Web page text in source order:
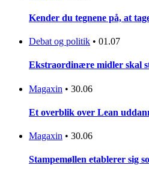
Kender du tegnene på, at
Debat og politik • 01.07
Ekstraordinære midler skal
Magaxin • 30.06
Et overblik over Lean
Magaxin • 30.06
Stampemøllen etablerer sig